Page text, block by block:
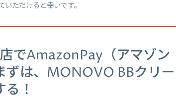
ただけると幸いです。
でAmazonPay（アマゾン
ずは、MONOVO BBクリー
！